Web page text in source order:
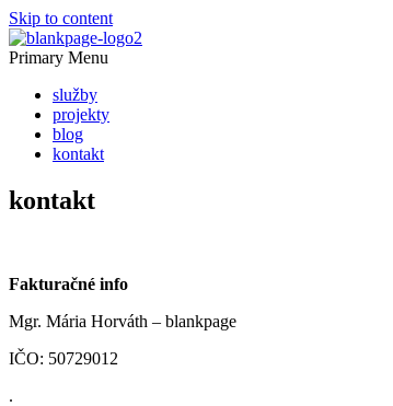
Skip to content
Primary Menu
služby
projekty
blog
kontakt
kontakt
Fakturačné info
Mgr. Mária Horváth – blankpage
IČO: 50729012
.